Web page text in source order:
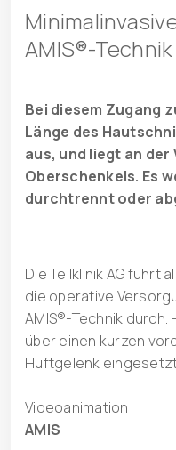
AMIS®-Technik
Bei diesem Zugang
Länge des
aus, und liegt an
Oberschenkels. Es
durchtrennt oder
Die Tellklinik AG führt
die operative
AMIS®-Technik durch.
über einen kurzen
Hüftgelenk
Videoanimation
AMIS